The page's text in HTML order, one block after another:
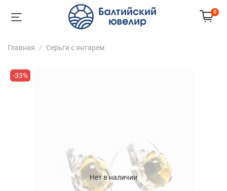
0
Главная Серьги с янтарем
Нет в наличии
-33%